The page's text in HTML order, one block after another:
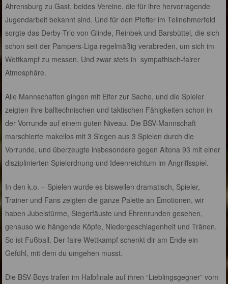
Ahrensburg zu Gast, beides Vereine, die für ihre hervorragende
Jugendarbeit bekannt sind. Und für den Pfeffer im Teilnehmerfeld
sorgte das Derby-Trio von Glinde, Reinbek und Barsbüttel, die sich
schon seit der Pampers-Liga regelmäßig verabreden, um sich im
Wettkampf zu messen. Und zwar stets in sympathisch-fairer
Atmosphäre.
Alle Mannschaften gingen mit Eifer zur Sache, und die Spieler
zeigten ihre balltechnischen und taktischen Fähigkeiten schon in
der Vorrunde auf einem guten Niveau. Die BSV-Mannschaft
marschierte makellos mit 3 Siegen aus 3 Spielen durch die
Vorrunde, und überzeugte insbesondere gegen Altona 93 mit einer
disziplinierten Spielordnung und Ideenreichtum im Angriffsspiel.
In den k.o. – Spielen wurde es bisweilen dramatisch, Spieler,
Trainer und Fans zeigten die ganze Palette an Emotionen, wir
haben Jubelstürme, Siegerfäuste und Ehrenrunden gesehen,
genauso wie hängende Köpfe, Niedergeschlagenheit und Tränen.
So ist Fußball. Der faire Wettkampf schenkt dir am Ende ein
Gefühl, mit dem du umgehen musst.
Die BSV-Boys trafen im Halbfinale auf ihren “Lieblingsgegner” vom